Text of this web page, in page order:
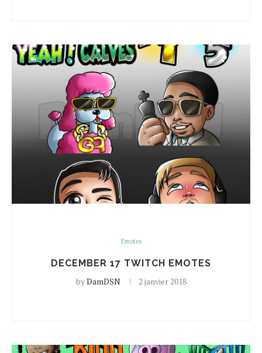
Emotes
DECEMBER 17 TWITCH EMOTES
byDamDSN 2 janvier 2018